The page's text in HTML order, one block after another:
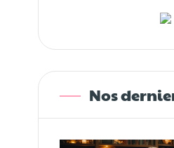
Nos